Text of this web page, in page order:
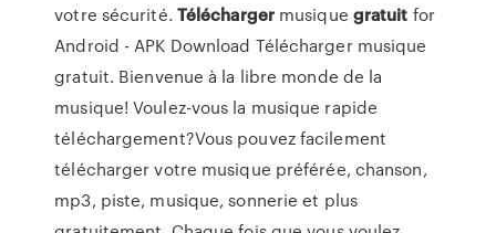
votre sécurité. Téléchargermusique gratuit for
Android - APK Download Télécharger musique
gratuit. Bienvenue à la libre monde de la
musique! Voulez-vous la musique rapide
téléchargement?Vous pouvez facilement
télécharger votre musique préférée, chanson,
mp3, piste, musique, sonnerie et plus